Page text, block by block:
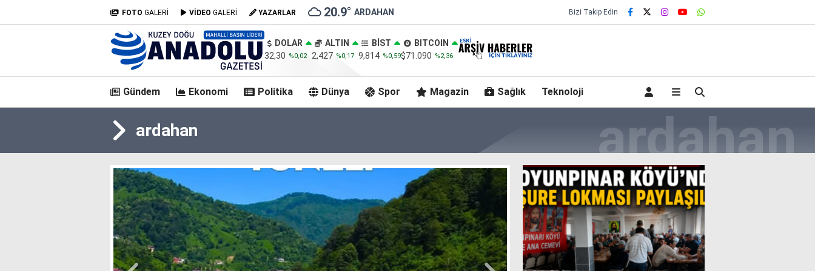
FOTO GALERİ VİDEO GALERİ YAZARLAR 20.9° ARDAHAN Bizi Takip Edin
DOLAR
32,30 %0,02
ALTIN
2,427 %0,17
BİST
9,814 %0,59
BITCOIN
$71.090 %2,36
Gündem Ekonomi Politika Dünya Spor Magazin Sağlık Teknoloji
deneme
ardahan